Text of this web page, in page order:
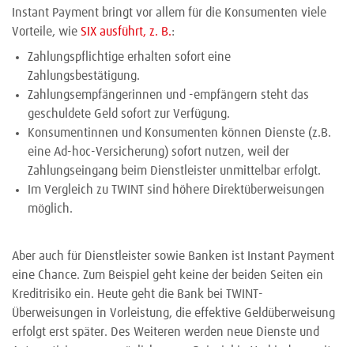
Instant Payment bringt vor allem für die Konsumenten viele
Vorteile, wie SIX ausführt, z. B.:
Zahlungspflichtige erhalten sofort eine
Zahlungsbestätigung.
Zahlungsempfängerinnen und -empfängern steht das
geschuldete Geld sofort zur Verfügung.
Konsumentinnen und Konsumenten können Dienste (z.B.
eine Ad-hoc-Versicherung) sofort nutzen, weil der
Zahlungseingang beim Dienstleister unmittelbar erfolgt.
Im Vergleich zu TWINT sind höhere Direktüberweisungen
möglich.
Aber auch für Dienstleister sowie Banken ist Instant Payment
eine Chance. Zum Beispiel geht keine der beiden Seiten ein
Kreditrisiko ein. Heute geht die Bank bei TWINT-
Überweisungen in Vorleistung, die effektive Geldüberweisung
erfolgt erst später. Des Weiteren werden neue Dienste und